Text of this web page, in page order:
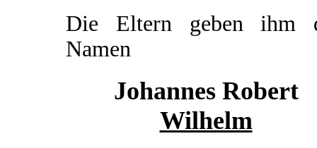
Die Eltern geben ihm
Namen
Johannes Robert
Wilhelm